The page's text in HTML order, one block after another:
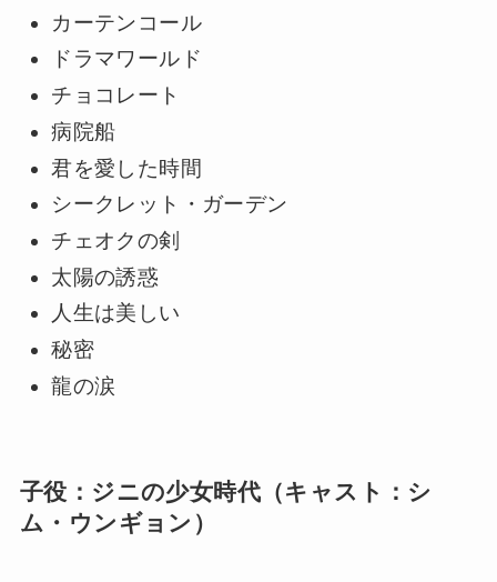
カーテンコール
ドラマワールド
チョコレート
病院船
君を愛した時間
シークレット・ガーデン
チェオクの剣
太陽の誘惑
人生は美しい
秘密
龍の涙
子役：ジニの少女時代（キャスト：シ
ム・ウンギョン）